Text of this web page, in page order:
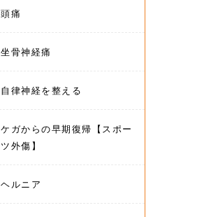
頭痛
坐骨神経痛
自律神経を整える
ケガからの早期復帰【スポー
ツ外傷】
ヘルニア